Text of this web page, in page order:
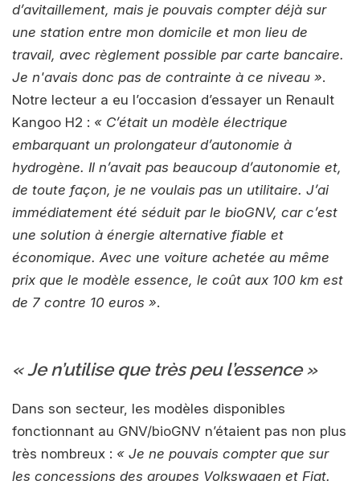
d’avitaillement, mais je pouvais compter déjà sur
une station entre mon domicile et mon lieu de
travail, avec règlement possible par carte bancaire.
Je n'avais donc pas de contrainte à ce niveau ».
Notre lecteur a eu l’occasion d’essayer un Renault
Kangoo H2 : « C’était un modèle électrique
embarquant un prolongateur d’autonomie à
hydrogène. Il n’avait pas beaucoup d’autonomie et,
de toute façon, je ne voulais pas un utilitaire. J’ai
immédiatement été séduit par le bioGNV, car c’est
une solution à énergie alternative fiable et
économique. Avec une voiture achetée au même
prix que le modèle essence, le coût aux 100 km est
de 7 contre 10 euros ».
« Je n’utilise que très peu l’essence »
Dans son secteur, les modèles disponibles
fonctionnant au GNV/bioGNV n’étaient pas non plus
très nombreux : « Je ne pouvais compter que sur
les concessions des groupes Volkswagen et Fiat.